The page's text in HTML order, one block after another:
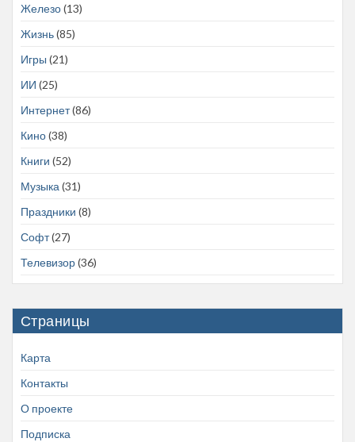
Железо(13)
Жизнь(85)
Игры (21)
ИИ (25)
Интернет(86)
Кино(38)
Книги (52)
Музыка (31)
Праздники (8)
Софт(27)
Телевизор(36)
Страницы
Карта
Контакты
О проекте
Подписка